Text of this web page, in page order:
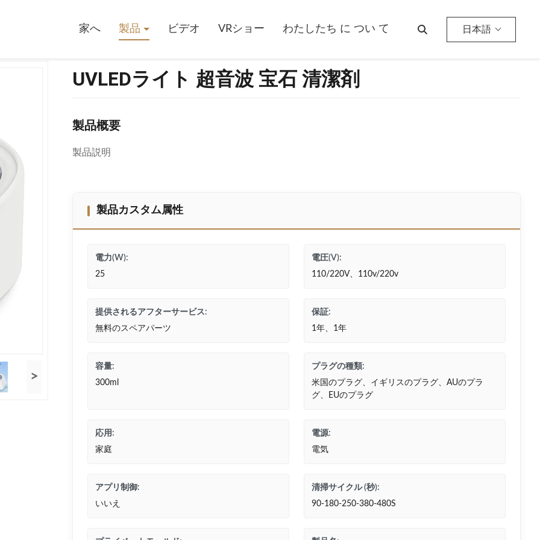
家へ 製品 ビデオ VRショー わたしたち に つい て 日本語
>
UVLEDライト 超音波 宝石 清潔剤
製品概要
製品説明
製品カスタム属性
電力(W):
25
電圧(V):
110/220V、110v/220v
提供されるアフターサービス:
無料のスペアパーツ
保証:
1年、1年
容量:
300ml
プラグの種類:
米国のプラグ、イギリスのプラグ、AUのプラ
グ、EUのプラグ
応用:
家庭
電源:
電気
アプリ制御:
いいえ
清掃サイクル (秒):
90-180-250-380-480S